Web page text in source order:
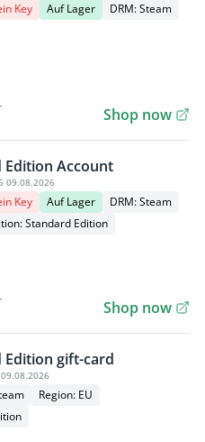
Key Auf Lager
DRM: Steam
Shop now
Edition Account
09.08.2026
Key Auf Lager
DRM: Steam
Standard Edition
Shop now
Edition gift-card
Region: EU